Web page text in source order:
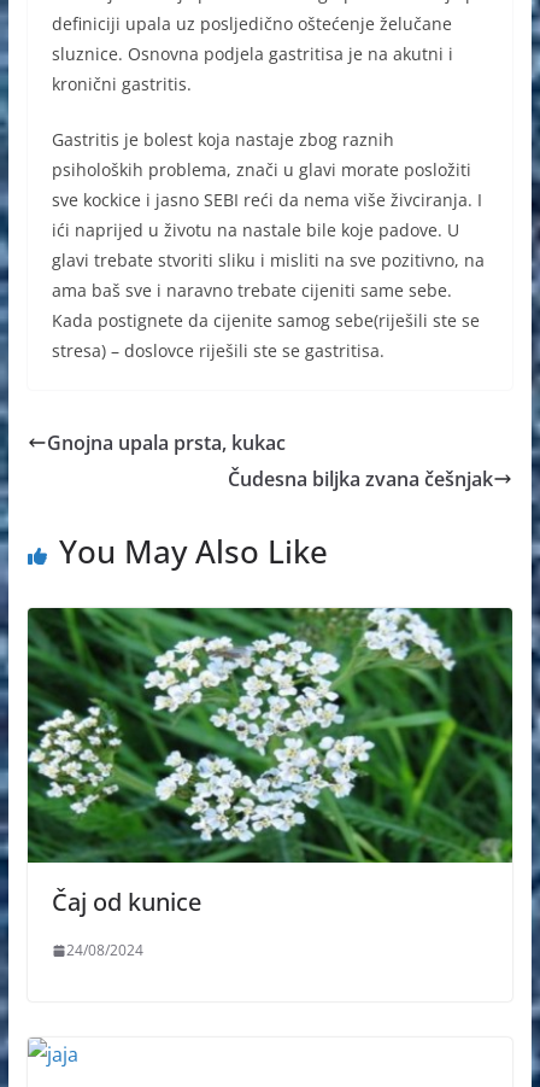
definiciji upala uz posljedično oštećenje želučane
sluznice. Osnovna podjela gastritisa je na akutni i
kronični gastritis.
Gastritis je bolest koja nastaje zbog raznih
psiholoških problema, znači u glavi morate posložiti
sve kockice i jasno SEBI reći da nema više živciranja. I
ići naprijed u životu na nastale bile koje padove. U
glavi trebate stvoriti sliku i misliti na sve pozitivno, na
ama baš sve i naravno trebate cijeniti same sebe.
Kada postignete da cijenite samog sebe(riješili ste se
stresa) – doslovce riješili ste se gastritisa.
Gnojna upala prsta, kukac
Čudesna biljka zvana češnjak
You May Also Like
Čaj od kunice
24/08/2024